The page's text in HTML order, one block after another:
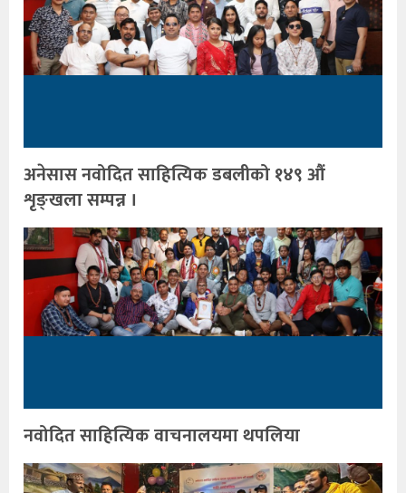
अनेसास नवोदित साहित्यिक डबलीको १४९ औं
शृङ्खला सम्पन्न ।
नवोदित साहित्यिक वाचनालयमा थपलिया